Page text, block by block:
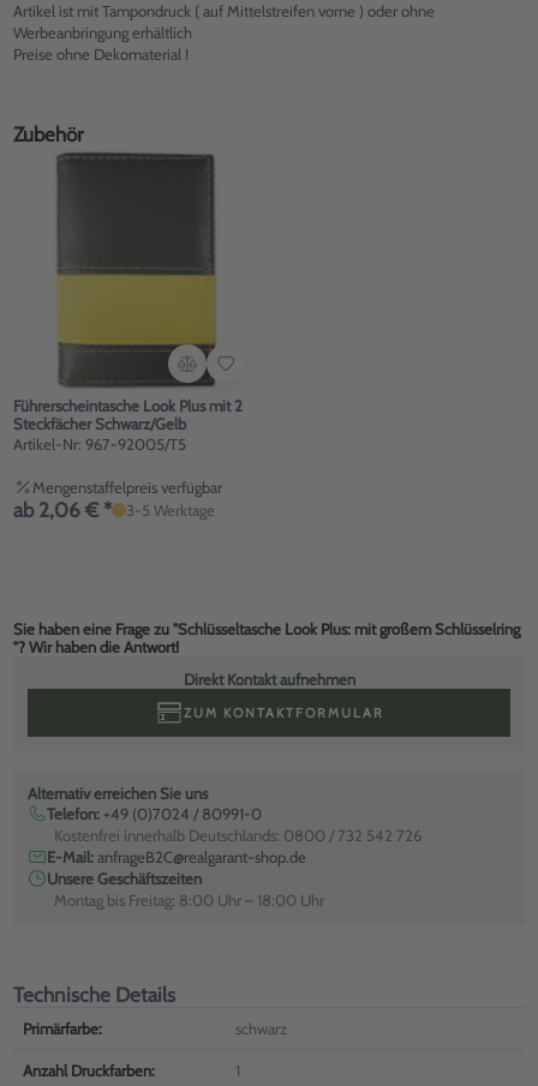
Artikel ist mit Tampondruck ( auf Mittelstreifen vorne ) oder ohne
Werbeanbringung erhältlich
Preise ohne Dekomaterial !
Zubehör
Führerscheintasche Look Plus mit 2
Steckfächer Schwarz/Gelb
Artikel-Nr: 967-92005/T5
Mengenstaffelpreis verfügbar
ab 2,06 € * 3-5 Werktage
Sie haben eine Frage zu "Schlüsseltasche Look Plus: mit großem Schlüsselring
"? Wir haben die Antwort!
Direkt Kontakt aufnehmen
ZUM KONTAKTFORMULAR
Alternativ erreichen Sie uns
Telefon: +49 (0)7024 / 80991-0
Kostenfrei innerhalb Deutschlands: 0800 / 732 542 726
E-Mail:anfrageB2C@realgarant-shop.de
Unsere Geschäftszeiten
Montag bis Freitag: 8:00 Uhr – 18:00 Uhr
Technische Details
Primärfarbe: schwarz
Anzahl Druckfarben: 1